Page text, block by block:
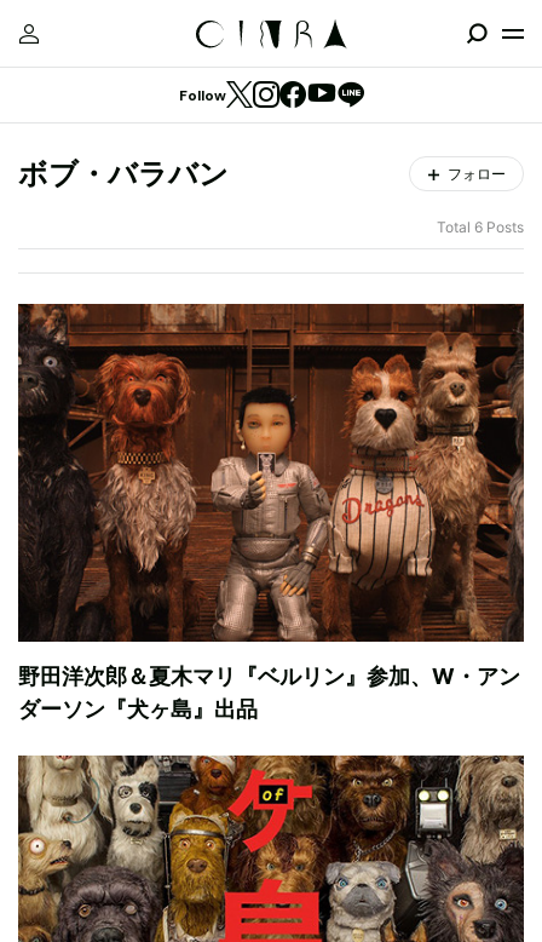
Follow
ボブ・バラバン フォロー
Total 6 Posts
野田洋次郎＆夏木マリ『ベルリン』参加、W・アン
ダーソン『犬ヶ島』出品